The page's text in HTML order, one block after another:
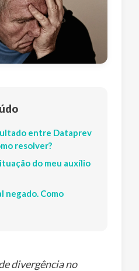
entre Dataprev
resolver?
do meu auxílio
negado. Como
divergência no